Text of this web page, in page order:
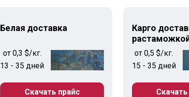
Белая доставка
от 0,3 $/кг.
13 - 35 дней
Скачать прайс
Карго
от 0,5 $/кг.
15 - 35 дней